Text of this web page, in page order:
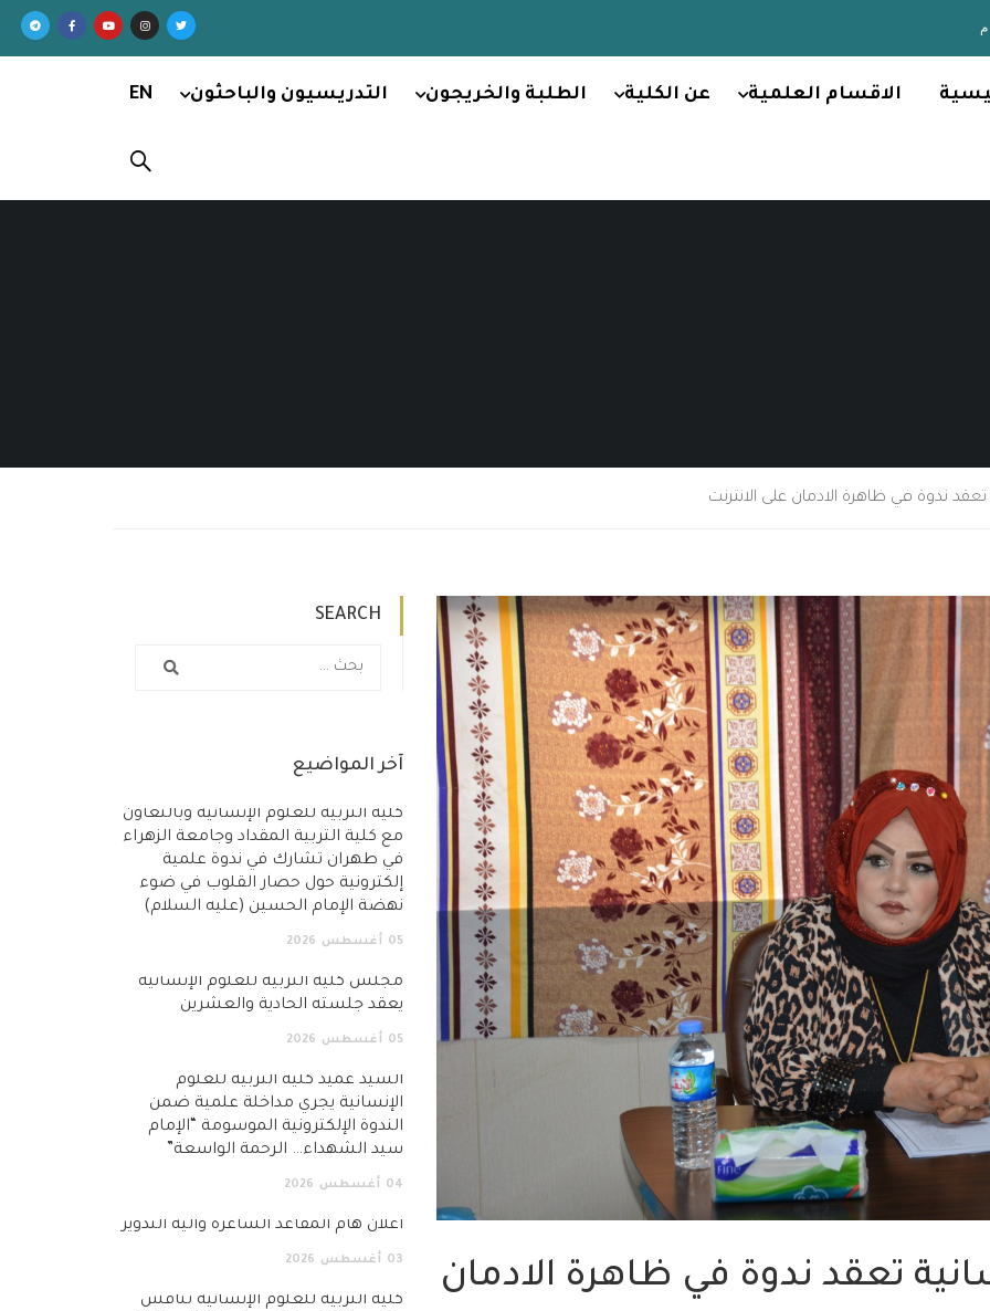
الاقسام العلمية عن الكلية الطلبة والخريجون التدريسيون والباحثون EN
تعقد ندوة في ظاهرة الادمان على الانترنت
تعقد ندوة في ظاهرة الادمان
SEARCH
آخر المواضيع
كلية التربية للعلوم الإنسانية وبالتعاون
مع كلية التربية المقداد وجامعة الزهراء
في طهران تشارك في ندوة علمية
إلكترونية حول حصار القلوب في ضوء
نهضة الإمام الحسين (عليه السلام)
05 أغسطس 2026
مجلس كلية التربية للعلوم الإنسانية
يعقد جلسته الحادية والعشرين
05 أغسطس 2026
السيد عميد كلية التربية للعلوم
الإنسانية يجري مداخلة علمية ضمن
الندوة الإلكترونية الموسومة “الإمام
سيد الشهداء… الرحمة الواسعة”
04 أغسطس 2026
اعلان هام المقاعد الشاغرة وآلية التدوير
03 أغسطس 2026
كلية التربية للعلوم الإنسانية تناقش